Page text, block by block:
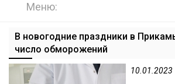
Меню:
В новогодние праздники в
число обморожений
10.01.2023